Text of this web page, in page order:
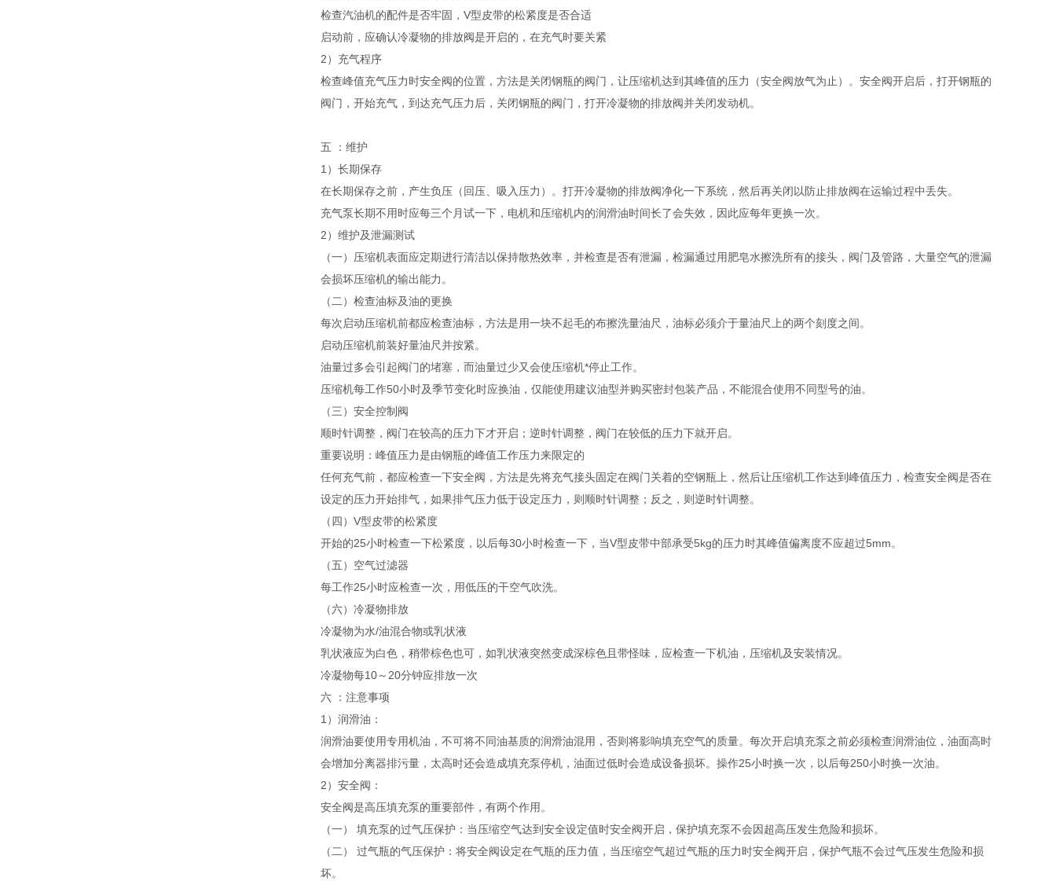
检查汽油机的配件是否牢固，V型皮带的松紧度是否合适
启动前，应确认冷凝物的排放阀是开启的，在充气时要关紧
2）充气程序
检查峰值充气压力时安全阀的位置，方法是关闭钢瓶的阀门，让压缩机达到其峰值的压力（安全阀放气为止）。安全阀开启后，打开钢瓶的
阀门，开始充气，到达充气压力后，关闭钢瓶的阀门，打开冷凝物的排放阀并关闭发动机。
五 ：维护
1）长期保存
在长期保存之前，产生负压（回压、吸入压力）。打开冷凝物的排放阀净化一下系统，然后再关闭以防止排放阀在运输过程中丢失。
充气泵长期不用时应每三个月试一下，电机和压缩机内的润滑油时间长了会失效，因此应每年更换一次。
2）维护及泄漏测试
（一）压缩机表面应定期进行清洁以保持散热效率，并检查是否有泄漏，检漏通过用肥皂水擦洗所有的接头，阀门及管路，大量空气的泄漏
会损坏压缩机的输出能力。
（二）检查油标及油的更换
每次启动压缩机前都应检查油标，方法是用一块不起毛的布擦洗量油尺，油标必须介于量油尺上的两个刻度之间。
启动压缩机前装好量油尺并按紧。
油量过多会引起阀门的堵塞，而油量过少又会使压缩机*停止工作。
压缩机每工作50小时及季节变化时应换油，仅能使用建议油型并购买密封包装产品，不能混合使用不同型号的油。
（三）安全控制阀
顺时针调整，阀门在较高的压力下才开启；逆时针调整，阀门在较低的压力下就开启。
重要说明：峰值压力是由钢瓶的峰值工作压力来限定的
任何充气前，都应检查一下安全阀，方法是先将充气接头固定在阀门关着的空钢瓶上，然后让压缩机工作达到峰值压力，检查安全阀是否在
设定的压力开始排气，如果排气压力低于设定压力，则顺时针调整；反之，则逆时针调整。
（四）V型皮带的松紧度
开始的25小时检查一下松紧度，以后每30小时检查一下，当V型皮带中部承受5kg的压力时其峰值偏离度不应超过5mm。
（五）空气过滤器
每工作25小时应检查一次，用低压的干空气吹洗。
（六）冷凝物排放
冷凝物为水/油混合物或乳状液
乳状液应为白色，稍带棕色也可，如乳状液突然变成深棕色且带怪味，应检查一下机油，压缩机及安装情况。
冷凝物每10～20分钟应排放一次
六 ：注意事项
1）润滑油：
润滑油要使用专用机油，不可将不同油基质的润滑油混用，否则将影响填充空气的质量。每次开启填充泵之前必须检查润滑油位，油面高时
会增加分离器排污量，太高时还会造成填充泵停机，油面过低时会造成设备损坏。操作25小时换一次，以后每250小时换一次油。
2）安全阀：
安全阀是高压填充泵的重要部件，有两个作用。
（一）
填充泵的过气压保护：当压缩空气达到安全设定值时安全阀开启，保护填充泵不会因超高压发生危险和损坏。
（二）
过气瓶的气压保护：将安全阀设定在气瓶的压力值，当压缩空气超过气瓶的压力时安全阀开启，保护气瓶不会过气压发生危险和损
坏。